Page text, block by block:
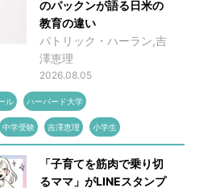
のパックンが語る日米の
教育の違い
パトリック・ハーラン,吉
澤恵理
2026.08.05
ル ハーバード大学
中学受験 吉澤恵理 小学生
「子育てを筋肉で乗り切
るママ」がLINEスタンプ